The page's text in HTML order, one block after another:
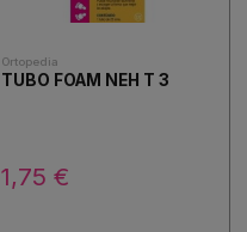
Ortopedia
TUBO FOAM NEH T 3
1,75 €